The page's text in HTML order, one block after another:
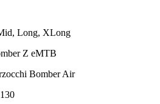
Long, XLong
Z eMTB
Bomber Air